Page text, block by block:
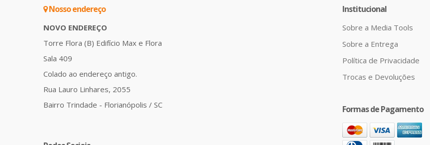
Nosso endereço
NOVO ENDEREÇO
Torre Flora (B) Edifício Max e Flora
Sala 409
Colado ao endereço antigo.
Rua Lauro Linhares, 2055
Bairro Trindade - Florianópolis / SC
Institucional
Sobre a Media Tools
Sobre a Entrega
Política de Privacidade
Trocas e Devoluções
Formas de Pagamento